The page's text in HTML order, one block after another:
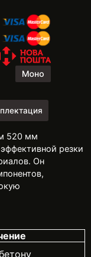
520 мм
резки
Он